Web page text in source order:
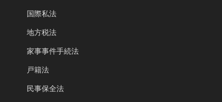
国際私法
地方税法
家事事件手続法
戸籍法
民事保全法